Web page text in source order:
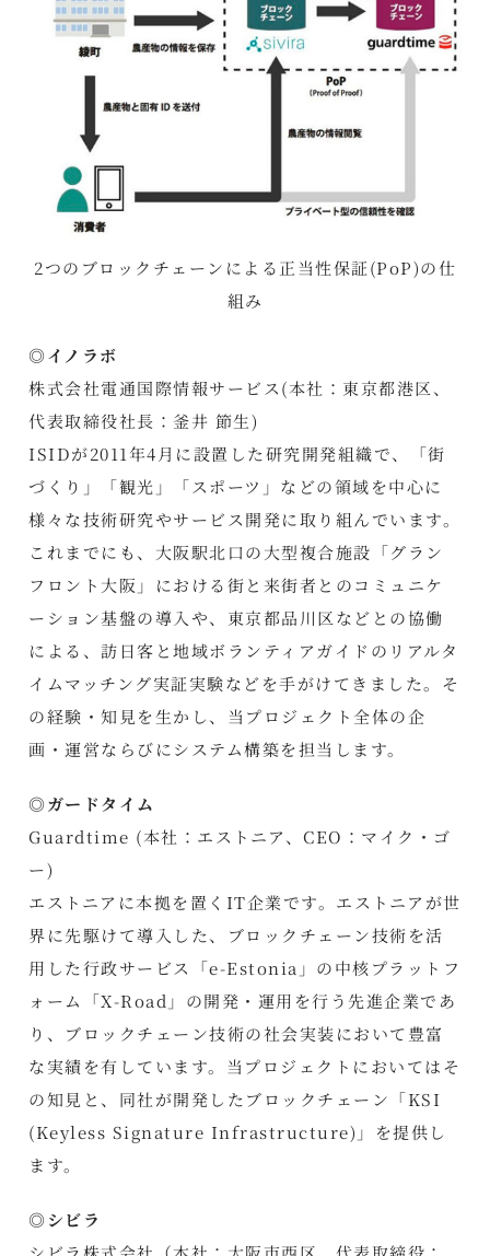
2つのブロックチェーンによる正当性保証(PoP)の仕
組み
◎イノラボ
株式会社電通国際情報サービス(本社：東京都港区、
代表取締役社長：釜井 節生)
ISIDが2011年4月に設置した研究開発組織で、「街
づくり」「観光」「スポーツ」などの領域を中心に
様々な技術研究やサービス開発に取り組んでいます。
これまでにも、大阪駅北口の大型複合施設「グラン
フロント大阪」における街と来街者とのコミュニケ
ーション基盤の導入や、東京都品川区などとの協働
による、訪日客と地域ボランティアガイドのリアルタ
イムマッチング実証実験などを手がけてきました。そ
の経験・知見を生かし、当プロジェクト全体の企
画・運営ならびにシステム構築を担当します。
◎ガードタイム
Guardtime (本社：エストニア、CEO：マイク・ゴ
ー)
エストニアに本拠を置くIT企業です。エストニアが世
界に先駆けて導入した、ブロックチェーン技術を活
用した行政サービス「e-Estonia」の中核プラットフ
ォーム「X-Road」の開発・運用を行う先進企業であ
り、ブロックチェーン技術の社会実装において豊富
な実績を有しています。当プロジェクトにおいてはそ
の知見と、同社が開発したブロックチェーン「KSI
(Keyless Signature Infrastructure)」を提供し
ます。
◎シビラ